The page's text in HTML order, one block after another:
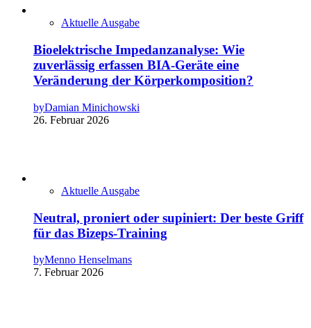
Aktuelle Ausgabe
Bioelektrische Impedanzanalyse: Wie
zuverlässig erfassen BIA-Geräte eine
Veränderung der Körperkomposition?
byDamian Minichowski
26. Februar 2026
Aktuelle Ausgabe
Neutral, proniert oder supiniert: Der beste Griff
für das Bizeps-Training
byMenno Henselmans
7. Februar 2026